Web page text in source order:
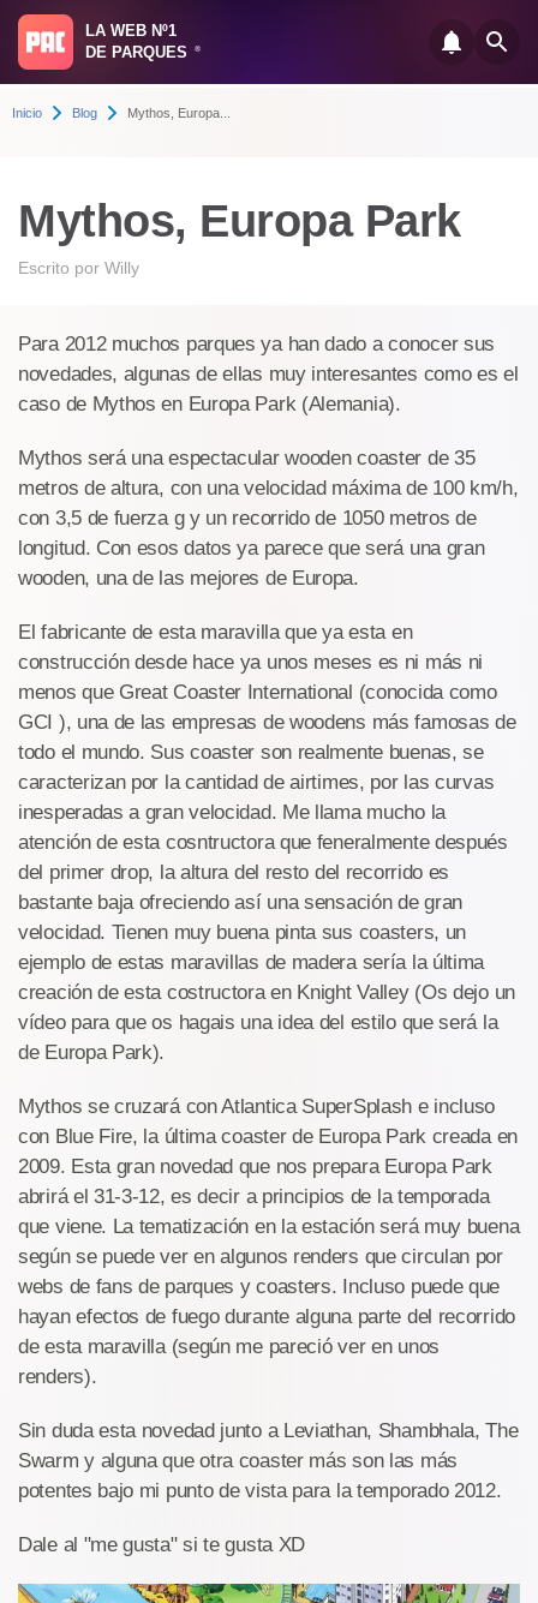
LA WEB Nº1
DE PARQUES
®
Inicio Blog Mythos, Europa...
Mythos, Europa Park
Escrito por Willy
Para 2012 muchos parques ya han dado a conocer sus
novedades, algunas de ellas muy interesantes como es el
caso de Mythos en Europa Park (Alemania).
Mythos será una espectacular wooden coaster de 35
metros de altura, con una velocidad máxima de 100 km/h,
con 3,5 de fuerza g y un recorrido de 1050 metros de
longitud. Con esos datos ya parece que será una gran
wooden, una de las mejores de Europa.
El fabricante de esta maravilla que ya esta en
construcción desde hace ya unos meses es ni más ni
menos que Great Coaster International (conocida como
GCI ), una de las empresas de woodens más famosas de
todo el mundo. Sus coaster son realmente buenas, se
caracterizan por la cantidad de airtimes, por las curvas
inesperadas a gran velocidad. Me llama mucho la
atención de esta cosntructora que feneralmente después
del primer drop, la altura del resto del recorrido es
bastante baja ofreciendo así una sensación de gran
velocidad. Tienen muy buena pinta sus coasters, un
ejemplo de estas maravillas de madera sería la última
creación de esta costructora en Knight Valley (Os dejo un
vídeo para que os hagais una idea del estilo que será la
de Europa Park).
Mythos se cruzará con Atlantica SuperSplash e incluso
con Blue Fire, la última coaster de Europa Park creada en
2009. Esta gran novedad que nos prepara Europa Park
abrirá el 31-3-12, es decir a principios de la temporada
que viene. La tematización en la estación será muy buena
según se puede ver en algunos renders que circulan por
webs de fans de parques y coasters. Incluso puede que
hayan efectos de fuego durante alguna parte del recorrido
de esta maravilla (según me pareció ver en unos
renders).
Sin duda esta novedad junto a Leviathan, Shambhala, The
Swarm y alguna que otra coaster más son las más
potentes bajo mi punto de vista para la temporado 2012.
Dale al "me gusta" si te gusta XD